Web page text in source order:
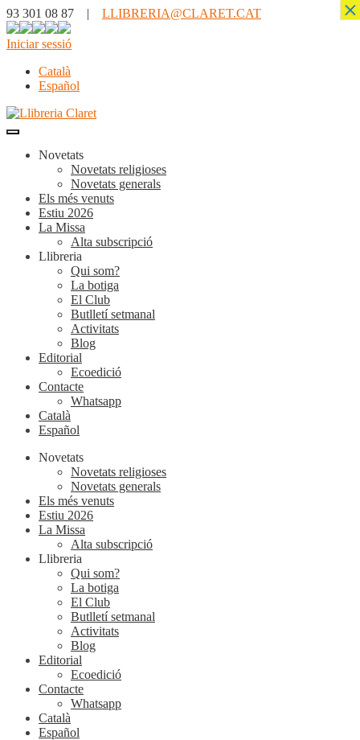
93 301 08 87 | LLIBRERIA@CLARET.CAT
Iniciar sessió
Català
Español
Novetats
Novetats religioses
Novetats generals
Els més venuts
Estiu 2026
La Missa
Alta subscripció
Llibreria
Qui som?
La botiga
El Club
Butlletí setmanal
Activitats
Blog
Editorial
Ecoedició
Contacte
Whatsapp
Català
Español
Novetats
Novetats religioses
Novetats generals
Els més venuts
Estiu 2026
La Missa
Alta subscripció
Llibreria
Qui som?
La botiga
El Club
Butlletí setmanal
Activitats
Blog
Editorial
Ecoedició
Contacte
Whatsapp
Català
Español
×